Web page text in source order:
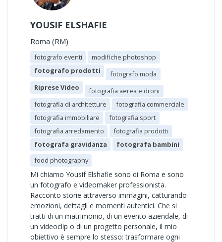
YOUSIF ELSHAFIE
Roma (RM)
fotografo eventi
modifiche photoshop
fotografo prodotti
fotografo moda
Riprese Video
fotografia aerea e droni
fotografia di architetture
fotografia commerciale
fotografia immobiliare
fotografia sport
fotografia arredamento
fotografia prodotti
fotografa gravidanza
fotografa bambini
food photography
Mi chiamo Yousif Elshafie sono di Roma e sono
un fotografo e videomaker professionista.
Racconto storie attraverso immagini, catturando
emozioni, dettagli e momenti autentici. Che si
tratti di un matrimonio, di un evento aziendale, di
un videoclip o di un progetto personale, il mio
obiettivo è sempre lo stesso: trasformare ogni